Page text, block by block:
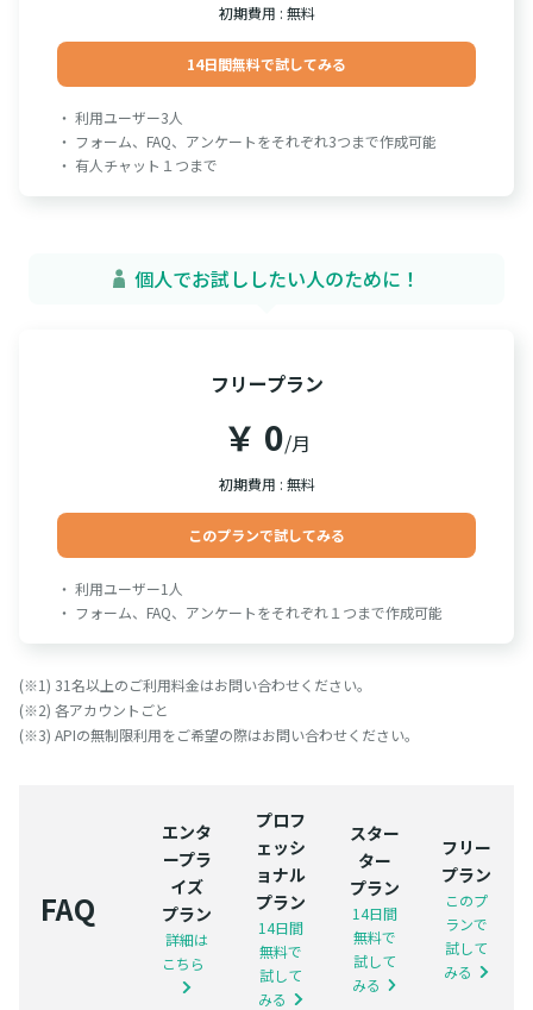
初期費用 : 無料
14日間無料で試してみる
・ 利用ユーザー3人
・ フォーム、FAQ、アンケートをそれぞれ3つまで作成可能
・ 有人チャット１つまで
個人でお試ししたい人のために！
フリープラン
￥ 0/月
初期費用 : 無料
このプランで試してみる
・ 利用ユーザー1人
・ フォーム、FAQ、アンケートをそれぞれ１つまで作成可能
(※1) 31名以上のご利用料金はお問い合わせください。
(※2) 各アカウントごと
(※3) APIの無制限利用をご希望の際はお問い合わせください。
FAQ
エンタ
ープラ
イズ
プラン
詳細は
こちら
プロフ
ェッシ
ョナル
プラン
14日間
無料で
試して
みる
スター
ター
プラン
14日間
無料で
試して
みる
フリー
プラン
このプ
ランで
試して
みる